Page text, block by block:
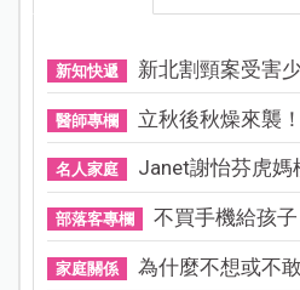
新知快遞 新北割頸案受害
醫師專欄 立秋後秋燥來襲
名人家庭 Janet謝怡芬虎媽
部落客專欄 不買手機給孩
家庭關係 為什麼不想或不